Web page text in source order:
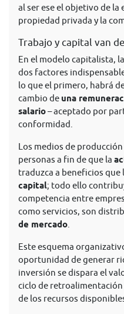
al ser ese el objetivo de la
propiedad privada y la
Trabajo y capital van
En el modelo capitalista,
dos factores
lo que el primero, habrá
cambio de una
salario– aceptado por
conformidad.
Los medios de
personas a fin de que la
traduzca a beneficios que
capital; todo ello
competencia entre
como servicios, son
de mercado
Este esquema
oportunidad de generar
inversión se dispara el
ciclo de
de los recursos